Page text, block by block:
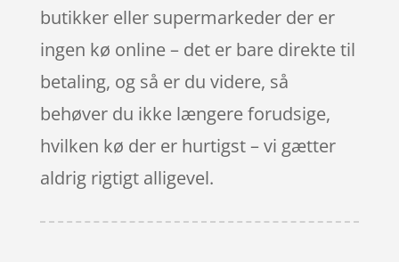
butikker eller supermarkeder der er
ingen kø online – det er bare direkte til
betaling, og så er du videre, så
behøver du ikke længere forudsige,
hvilken kø der er hurtigst – vi gætter
aldrig rigtigt alligevel.